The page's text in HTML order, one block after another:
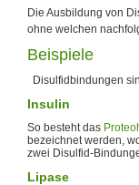
Die Ausbildung von
ohne welchen
Beispiele
Disulfidbindungen
Insulin
So besteht das
bezeichnet werden,
zwei Disulfid-
Lipase